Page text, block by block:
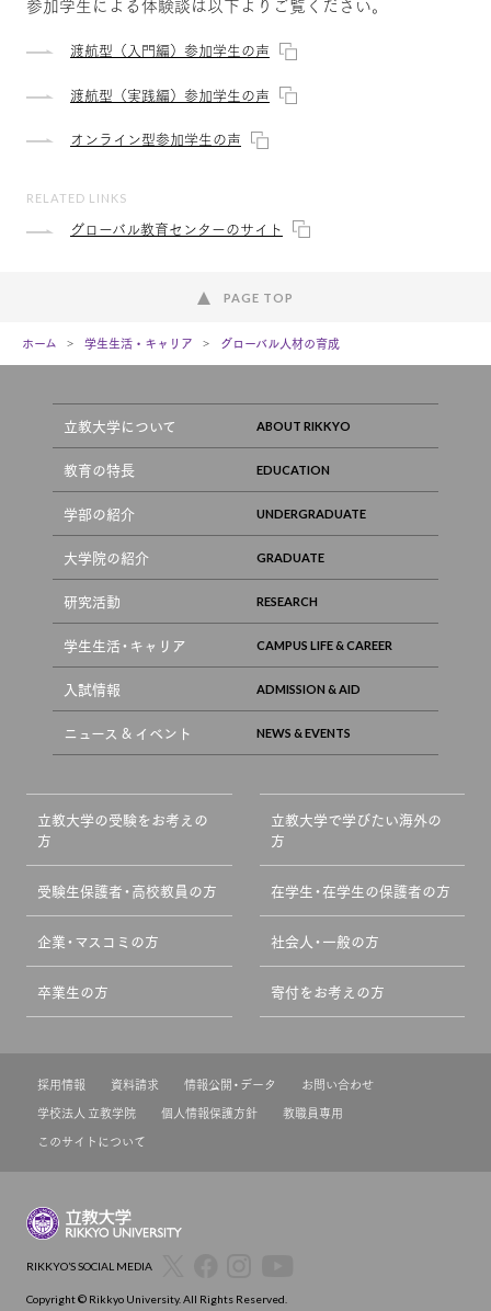
渡航型（入門編）参加学生の声
渡航型（実践編）参加学生の声
オンライン型参加学生の声
RELATED LINKS
グローバル教育センターのサイト
PAGE TOP
ホーム 学生生活・キャリア グローバル人材の育成
立教大学について
教育の特長
学部の紹介
大学院の紹介
研究活動
学生生活・キャリア
入試情報
ニュース & イベント
立教大学の受験をお考えの
方
立教大学で学びたい海外の
方
受験生保護者・高校教員の方 在学生・在学生の保護者の方
企業・マスコミの方 社会人・一般の方
卒業生の方 寄付をお考えの方
採用情報 資料請求 情報公開・データ
お問い合わせ
学校法人 立教学院
個人情報保護方針
教職員専用
このサイトについて
Copyright © Rikkyo University. All Rights Reserved.
RIKKYO’S SOCIAL MEDIA